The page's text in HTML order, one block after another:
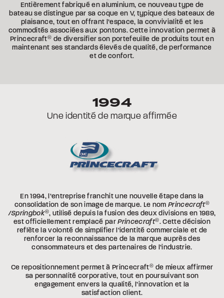
Entièrement fabriqué en aluminium, ce nouveau type de
bateau se distingue par sa coque en V, typique des bateaux de
plaisance, tout en offrant l’espace, la convivialité et les
commodités associées aux pontons. Cette innovation permet à
Princecraft® de diversifier son portefeuille de produits tout en
maintenant ses standards élevés de qualité, de performance
et de confort.
1994
Une identité de marque affirmée
En 1994, l’entreprise franchit une nouvelle étape dans la
consolidation de son image de marque. Le nom Princecraft®
/Springbok®, utilisé depuis la fusion des deux divisions en 1989,
est officiellement remplacé parPrincecraft®. Cette décision
reflète la volonté de simplifier l’identité commerciale et de
renforcer la reconnaissance de la marque auprès des
consommateurs et des partenaires de l’industrie.
Ce repositionnement permet à Princecraft® de mieux affirmer
sa personnalité corporative, tout en poursuivant son
engagement envers la qualité, l’innovation et la
satisfaction client.